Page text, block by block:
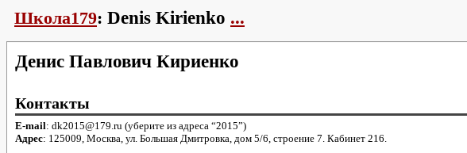
Школа179: Denis Kirienko ...
Денис Павлович Кириенко
Контакты
E-mail: dk2015@179.ru (уберите из адреса “2015”)
Адрес: 125009, Москва, ул. Большая Дмитровка, дом 5/6, строение 7. Кабинет 216.